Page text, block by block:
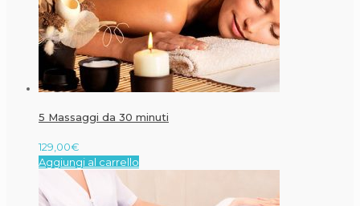
5 Massaggi da 30 minuti
129,00€
Aggiungi al carrello